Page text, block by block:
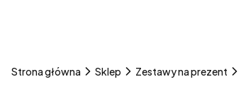
Strona główna Sklep Zestawy na prezent